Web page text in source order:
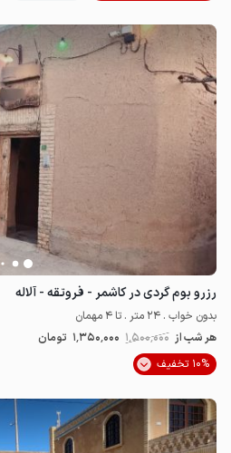
1.5میلیون ت
رزرو بوم گردی در کاشمر - فروتقه - آلاله
بدون خواب . 24 متر . تا 4 مهمان
هر شب از 1٬500٬000 1٬350٬000 تومان
10% تخفیف